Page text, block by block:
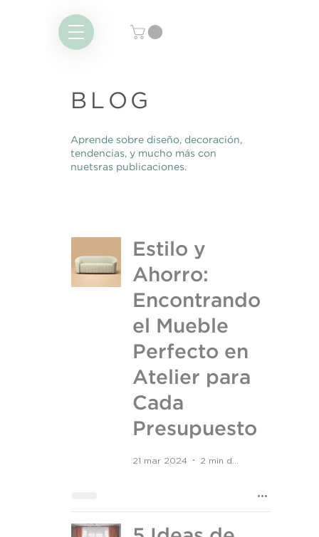
BLOG
Aprende sobre diseño, decoración,
tendencias, y mucho más con
nuetsras publicaciones.
Estilo y
Ahorro:
Encontrando
el Mueble
Perfecto en
Atelier para
Cada
Presupuesto
21 mar 2024